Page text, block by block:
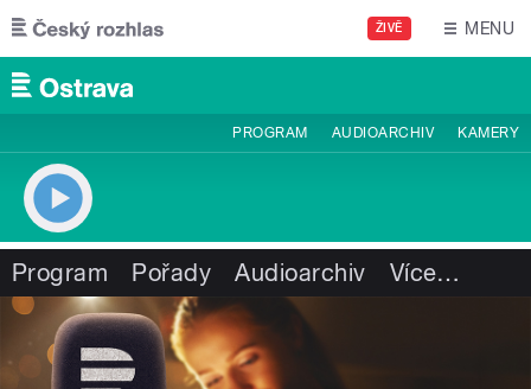
Přejít k hlavnímu obsahu
ŽIVĚ MENU
PROGRAM AUDIOARCHIV KAMERY
Program Pořady Audioarchiv Více…